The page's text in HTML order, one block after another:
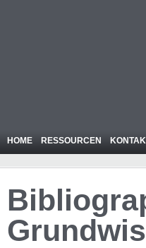
HOME RESSOURCEN